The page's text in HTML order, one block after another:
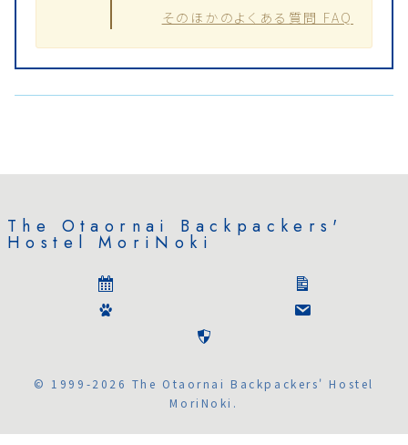
猫
つ
そのほかのよくある質問 FAQ
The Otaornai Backpackers'
Hostel MoriNoki
© 1999-2026 The Otaornai Backpackers' Hostel
MoriNoki.